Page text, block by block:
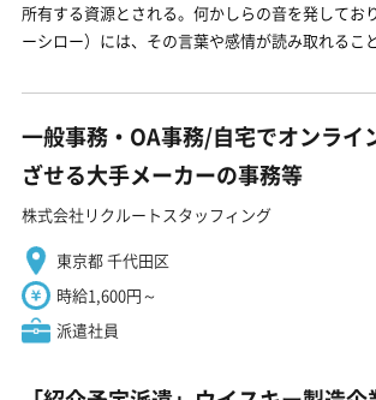
所有する資源とされる。何かしらの音を発してお
ーシロー）には、その言葉や感情が読み取れるこ
一般事務・OA事務/自宅でオンライ
ざせる大手メーカーの事務等
株式会社リクルートスタッフィング
東京都 千代田区
時給1,600円～
派遣社員